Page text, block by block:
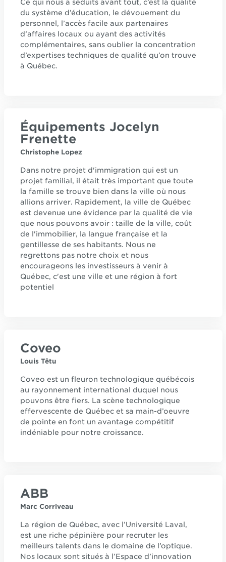
Ce qui nous a séduits avant tout, c’est la qualité
du système d’éducation, le dévouement du
personnel, l’accès facile aux partenaires
d’affaires locaux ou ayant des activités
complémentaires, sans oublier la concentration
d’expertises techniques de qualité qu’on trouve
à Québec.
Équipements Jocelyn
Frenette
Christophe Lopez
Dans notre projet d'immigration qui est un
projet familial, il était très important que toute
la famille se trouve bien dans la ville où nous
allions arriver. Rapidement, la ville de Québec
est devenue une évidence par la qualité de vie
que nous pouvons avoir : taille de la ville, coût
de l'immobilier, la langue française et la
gentillesse de ses habitants. Nous ne
regrettons pas notre choix et nous
encourageons les investisseurs à venir à
Québec, c'est une ville et une région à fort
potentiel
Coveo
Louis Têtu
Coveo est un fleuron technologique québécois
au rayonnement international duquel nous
pouvons être fiers. La scène technologique
effervescente de Québec et sa main-d’oeuvre
de pointe en font un avantage compétitif
indéniable pour notre croissance.
ABB
Marc Corriveau
La région de Québec, avec l’Université Laval,
est une riche pépinière pour recruter les
meilleurs talents dans le domaine de l’optique.
Nos locaux sont situés à l’Espace d’innovation